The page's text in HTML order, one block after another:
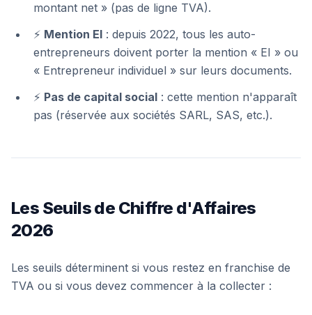
montant net » (pas de ligne TVA).
⚡ Mention EI : depuis 2022, tous les auto-
entrepreneurs doivent porter la mention « EI » ou
« Entrepreneur individuel » sur leurs documents.
⚡ Pas de capital social : cette mention n'apparaît
pas (réservée aux sociétés SARL, SAS, etc.).
Les Seuils de Chiffre d'Affaires
2026
Les seuils déterminent si vous restez en franchise de
TVA ou si vous devez commencer à la collecter :